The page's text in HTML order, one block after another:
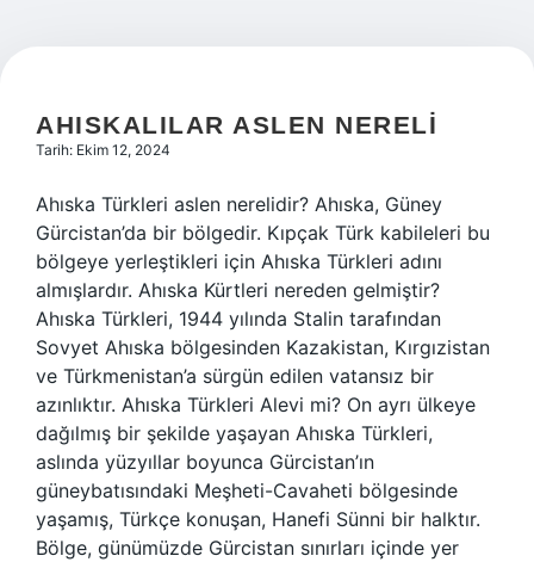
AHISKALILAR ASLEN NERELI
Tarih: Ekim 12, 2024
Ahıska Türkleri aslen nerelidir? Ahıska, Güney
Gürcistan’da bir bölgedir. Kıpçak Türk kabileleri bu
bölgeye yerleştikleri için Ahıska Türkleri adını
almışlardır. Ahıska Kürtleri nereden gelmiştir?
Ahıska Türkleri, 1944 yılında Stalin tarafından
Sovyet Ahıska bölgesinden Kazakistan, Kırgızistan
ve Türkmenistan’a sürgün edilen vatansız bir
azınlıktır. Ahıska Türkleri Alevi mi? On ayrı ülkeye
dağılmış bir şekilde yaşayan Ahıska Türkleri,
aslında yüzyıllar boyunca Gürcistan’ın
güneybatısındaki Meşheti-Cavaheti bölgesinde
yaşamış, Türkçe konuşan, Hanefi Sünni bir halktır.
Bölge, günümüzde Gürcistan sınırları içinde yer